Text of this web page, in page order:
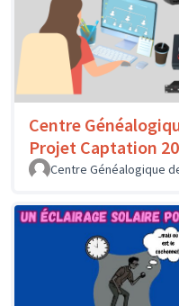
Centre
Projet Captation
Centre Généalogique